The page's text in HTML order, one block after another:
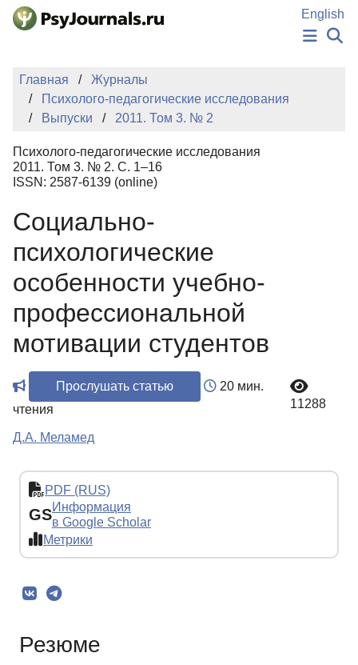
Перейти к основному содержанию
English
НОВОСТИ
АВТОРЫ
КЛЮЧЕВЫЕ СЛОВА
Регистрация
Главная
Журналы
Психолого-педагогические исследования
Выпуски
2011. Том 3. № 2
Психолого-педагогические исследования
2011. Том 3. № 2. С. 1–16
ISSN: 2587-6139 (online)
Социально-
психологические
особенности учебно-
профессиональной
мотивации студентов
Прослушать статью
20 мин.
чтения
11288
Д.А. Меламед
PDF (RUS)
GSИнформация
в Google Scholar
Метрики
Резюме